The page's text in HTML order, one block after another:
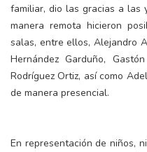
familiar, dio las gracias a las
manera remota hicieron
salas, entre ellos, Alejandro
Hernández Garduño,
Rodríguez Ortiz, así como
de manera presencial.
En representación de niños,